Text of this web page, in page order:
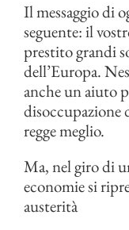
Il messaggio di
seguente: il
prestito grandi
dell’Europa.
anche un aiuto
disoccupazione
regge meglio.
Ma, nel giro di
economie si
austerità